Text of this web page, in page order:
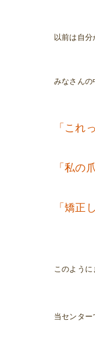
以前は自
みなさんの
「これ
「私の
このよう
当センター